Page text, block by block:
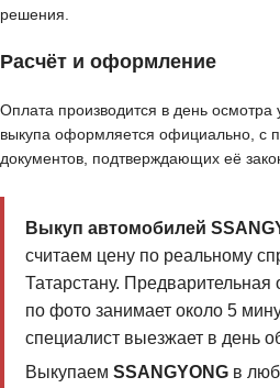
решения.
Расчёт и оформление
Оплата производится в день
выкупа оформляется официально, с
документов, подтверждающих её
Выкуп автомобилей
считаем цену по реальному
Татарстану.
по фото занимает около 5
специалист выезжает в день
Выкупаем SSANGYONGв